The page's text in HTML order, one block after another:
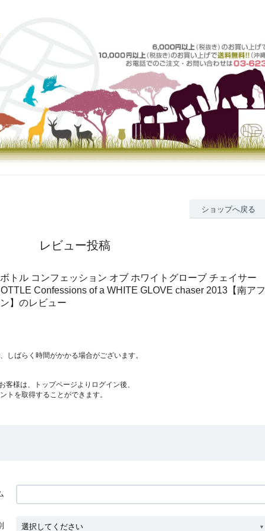
ショップへ戻る
レビュー投稿
トル コンフェッション オブ ホワイトグローブ チェイサー
Confessions of a WHITE GLOVE chaser 2013【南アフ
】のレビュー
しばらく時間がかかる場合がございます。
様は、トップページよりログイン後、
トを取得することができます。